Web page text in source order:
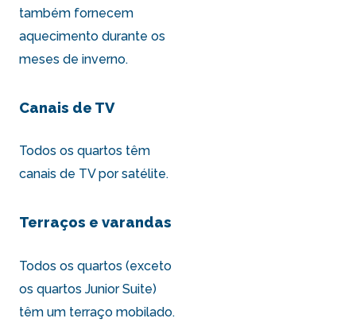
também fornecem
aquecimento durante os
meses de inverno.
Canais de TV
Todos os quartos têm
canais de TV por satélite.
Terraços e varandas
Todos os quartos (exceto
os quartos Junior Suite)
têm um terraço mobilado.